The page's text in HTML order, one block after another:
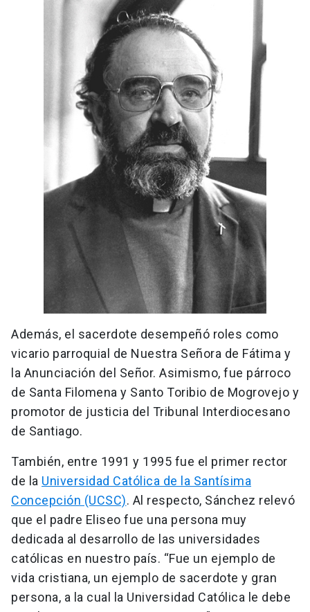
Además, el sacerdote desempeñó roles como
vicario parroquial de Nuestra Señora de Fátima y
la Anunciación del Señor. Asimismo, fue párroco
de Santa Filomena y Santo Toribio de Mogrovejo y
promotor de justicia del Tribunal Interdiocesano
de Santiago.
También, entre 1991 y 1995 fue el primer rector
de la Universidad Católica de la Santísima
Concepción (UCSC). Al respecto, Sánchez relevó
que el padre Eliseo fue una persona muy
dedicada al desarrollo de las universidades
católicas en nuestro país. “Fue un ejemplo de
vida cristiana, un ejemplo de sacerdote y gran
persona, a la cual la Universidad Católica le debe